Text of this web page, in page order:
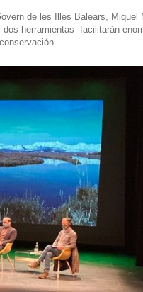
de les Illes Balears, Miquel
herramientas facilitarán